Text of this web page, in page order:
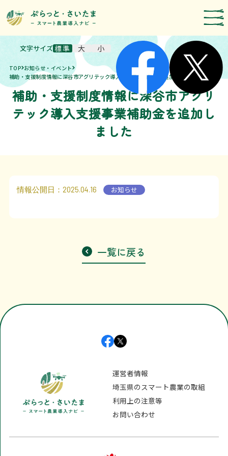
スマート農業技術の紹介
導入事例
農機メーカー検索
お知らせ・イベント
運営者情報
お問い合わせ
TOP お知らせ・イベント
補助・支援制度情報に深谷市アグリテック導入支援事業補助金を追加しました
文字サイズ標準 大 小
補助・支援制度情報に深谷市アグリ
テック導入支援事業補助金を追加し
ました
情報公開日 ：2025.04.16 お知らせ
一覧に戻る
運営者情報
埼玉県のスマート農業の取組
利用上の注意等
お問い合わせ